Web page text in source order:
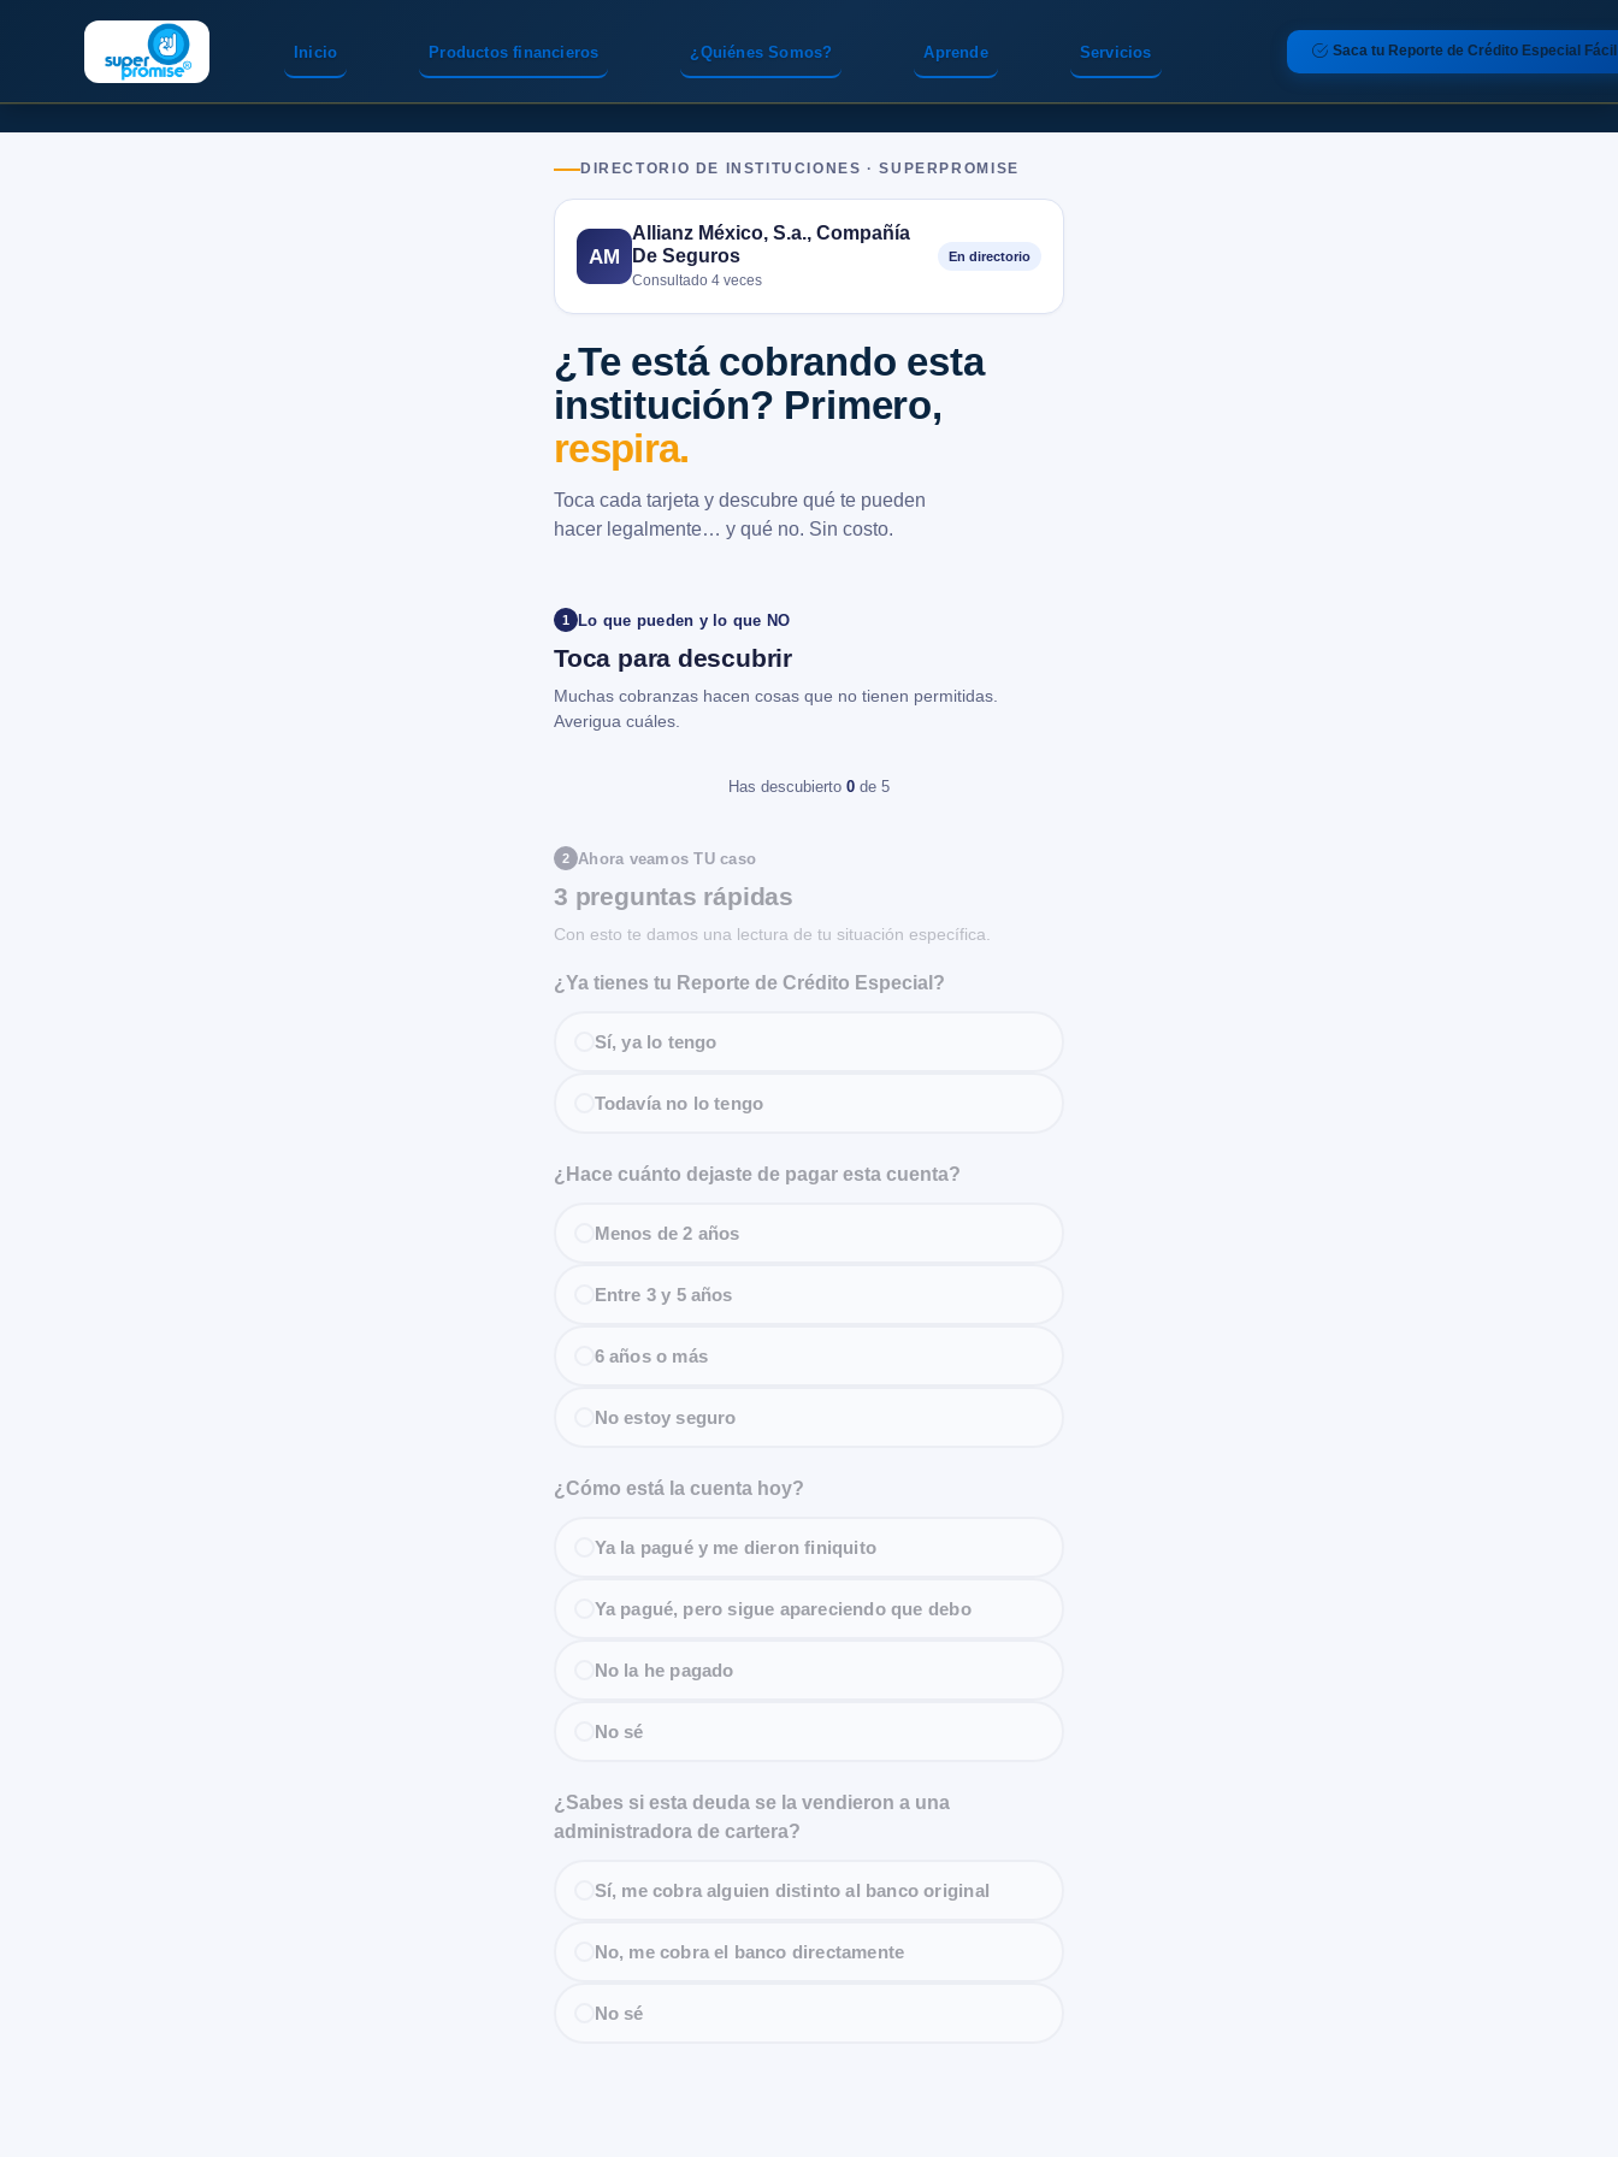
Inicio Servicios
Productos financieros ¿Quiénes Somos? Aprende Saca tu Reporte de Crédito Especial Fácil
DIRECTORIO DE INSTITUCIONES · SUPERPROMISE
AM
Allianz México, S.a., Compañía
De Seguros
Consultado 4 veces
En directorio
¿Te está cobrando esta
institución? Primero,
respira.
Toca cada tarjeta y descubre qué te pueden
hacer legalmente… y qué no. Sin costo.
1 Lo que pueden y lo que NO
Toca para descubrir
Muchas cobranzas hacen cosas que no tienen permitidas.
Averigua cuáles.
Has descubierto 0 de 5
2 Ahora veamos TU caso
3 preguntas rápidas
Con esto te damos una lectura de tu situación específica.
¿Ya tienes tu Reporte de Crédito Especial?
Sí, ya lo tengo
Todavía no lo tengo
¿Hace cuánto dejaste de pagar esta cuenta?
Menos de 2 años
Entre 3 y 5 años
6 años o más
No estoy seguro
¿Cómo está la cuenta hoy?
Ya la pagué y me dieron finiquito
Ya pagué, pero sigue apareciendo que debo
No la he pagado
No sé
¿Sabes si esta deuda se la vendieron a una
administradora de cartera?
Sí, me cobra alguien distinto al banco original
No, me cobra el banco directamente
No sé